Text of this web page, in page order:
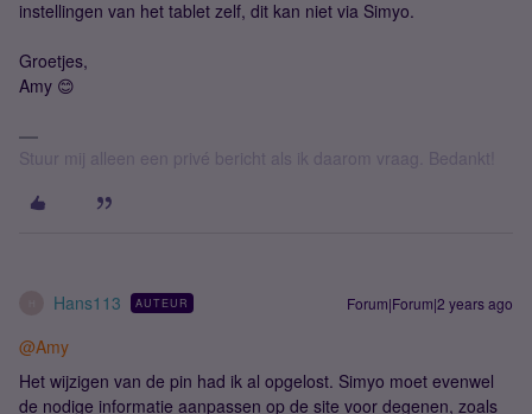
instellingen van het tablet zelf, dit kan niet via Simyo.
Groetjes,
Amy 😊
Stuur mij alleen een privé bericht als ik daarom vraag. Bedankt!
Hans113 AUTEUR Forum|Forum|2 years ago
@Amy
Het wijzigen van de pin had ik al opgelost. Simyo moet evenwel
de nodige informatie aanpassen op de site voor degenen, zoals